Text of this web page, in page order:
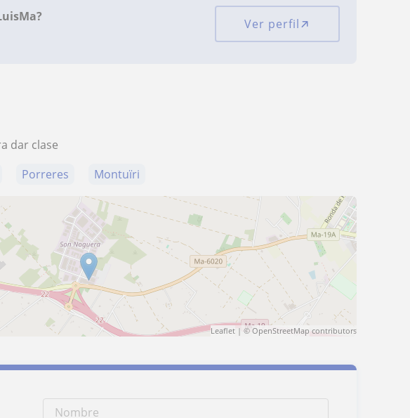
Ver perfil
dar clase
Porreres Montuïri
Leaflet| ©OpenStreetMap contributors